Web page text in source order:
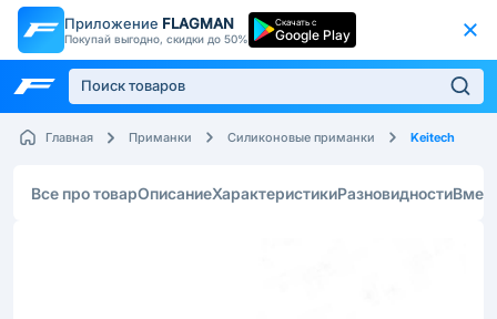
Приложение FLAGMAN
Покупай выгодно, скидки до 50%
Скачать с
Google Play
Главная Приманки Силиконовые приманки Keitech
Все про товарОписаниеХарактеристикиРазновидности